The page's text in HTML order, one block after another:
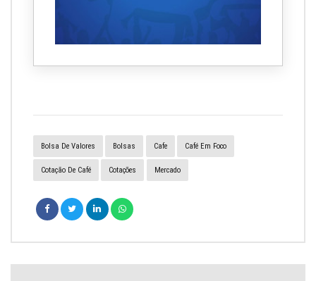
Bolsa De Valores Bolsas Cafe Café Em Foco
Cotação De Café Cotações Mercado